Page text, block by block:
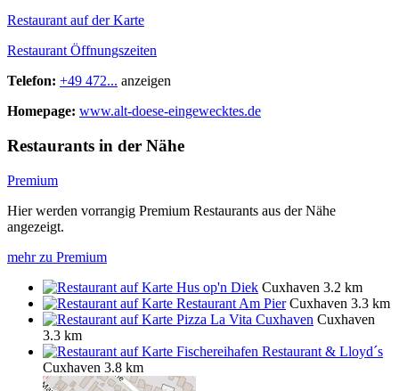
Restaurant auf der Karte
Restaurant Öffnungszeiten
Telefon: +49 472... anzeigen
Homepage: www.alt-doese-eingewecktes.de
Restaurants in der Nähe
Premium
Hier werden vorrangig Premium Restaurants aus der Nähe
angezeigt.
mehr zu Premium
Hus op'n Diek Cuxhaven 3.2 km
Restaurant Am Pier Cuxhaven 3.3 km
Pizza La Vita Cuxhaven Cuxhaven
3.3 km
Fischereihafen Restaurant & Lloyd´s
Cuxhaven 3.8 km